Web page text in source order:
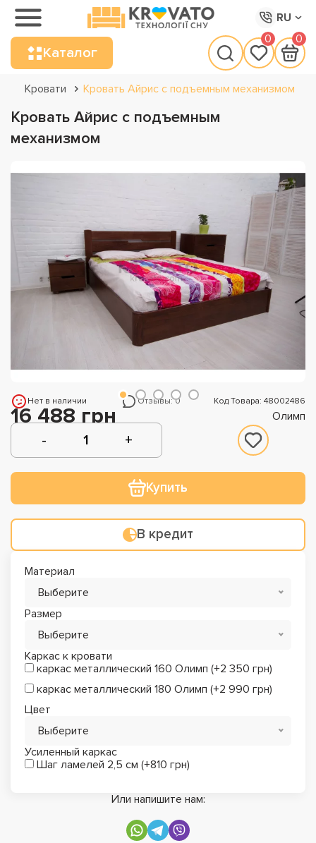
RU
Каталог
0 0
Кровати Кровать Айрис с подъемным механизмом
Кровать Айрис с подъемным
механизмом
Нет в наличии Отзывы: 0 Код Товара: 48002486
16 488 грн Олимп
Купить
В кредит
Материал
Выберите
Размер
Выберите
Каркас к кровати
каркас металлический 160 Олимп (+2 350 грн)
каркас металлический 180 Олимп (+2 990 грн)
Цвет
Выберите
Усиленный каркас
Шаг ламелей 2,5 см (+810 грн)
Или напишите нам: